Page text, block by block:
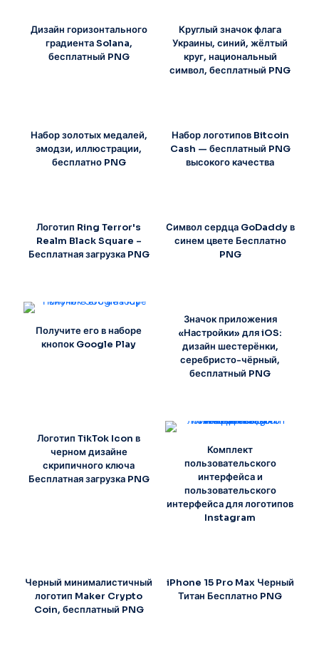
Дизайн горизонтального
градиента Solana,
бесплатный PNG
Круглый значок флага
Украины, синий, жёлтый
круг, национальный
символ, бесплатный PNG
Набор золотых медалей,
эмодзи, иллюстрации,
бесплатно PNG
Набор логотипов Bitcoin
Cash — бесплатный PNG
высокого качества
Логотип Ring Terror's
Realm Black Square –
Бесплатная загрузка PNG
Символ сердца GoDaddy в
синем цвете Бесплатно
PNG
Получите его в наборе
кнопок Google Play
Значок приложения
«Настройки» для iOS:
дизайн шестерёнки,
серебристо-чёрный,
бесплатный PNG
Логотип TikTok Icon в
черном дизайне
скрипичного ключа
Бесплатная загрузка PNG
Комплект
пользовательского
интерфейса и
пользовательского
интерфейса для логотипов
Instagram
Черный минималистичный
логотип Maker Crypto
Coin, бесплатный PNG
iPhone 15 Pro Max Черный
Титан Бесплатно PNG